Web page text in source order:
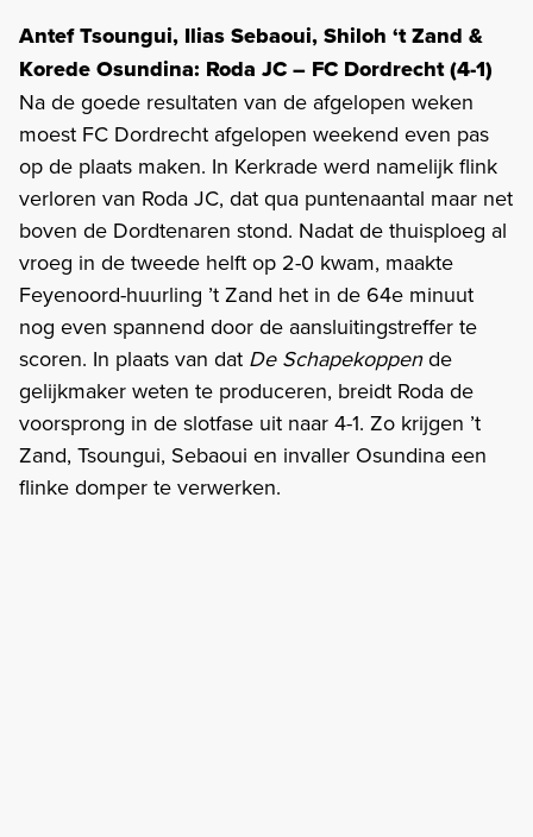
Antef Tsoungui, Ilias Sebaoui, Shiloh ‘t Zand &
Korede Osundina: Roda JC – FC Dordrecht (4-1)
Na de goede resultaten van de afgelopen weken
moest FC Dordrecht afgelopen weekend even pas
op de plaats maken. In Kerkrade werd namelijk flink
verloren van Roda JC, dat qua puntenaantal maar net
boven de Dordtenaren stond. Nadat de thuisploeg al
vroeg in de tweede helft op 2-0 kwam, maakte
Feyenoord-huurling ’t Zand het in de 64e minuut
nog even spannend door de aansluitingstreffer te
scoren. In plaats van dat De Schapekoppende
gelijkmaker weten te produceren, breidt Roda de
voorsprong in de slotfase uit naar 4-1. Zo krijgen ’t
Zand, Tsoungui, Sebaoui en invaller Osundina een
flinke domper te verwerken.